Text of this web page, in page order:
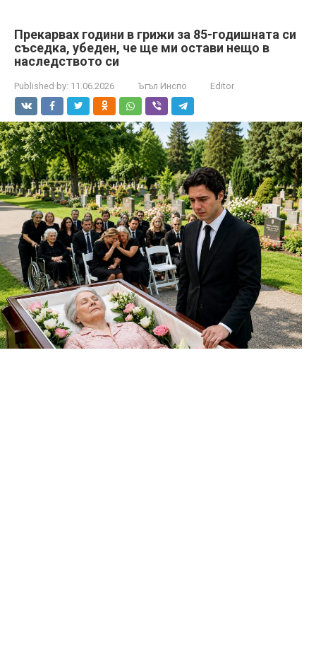
Прекарвах години в грижи за 85-годишната си
съседка, убеден, че ще ми остави нещо в
наследството си
Published by: 11.06.2026 Ъгъл Инспо Editor